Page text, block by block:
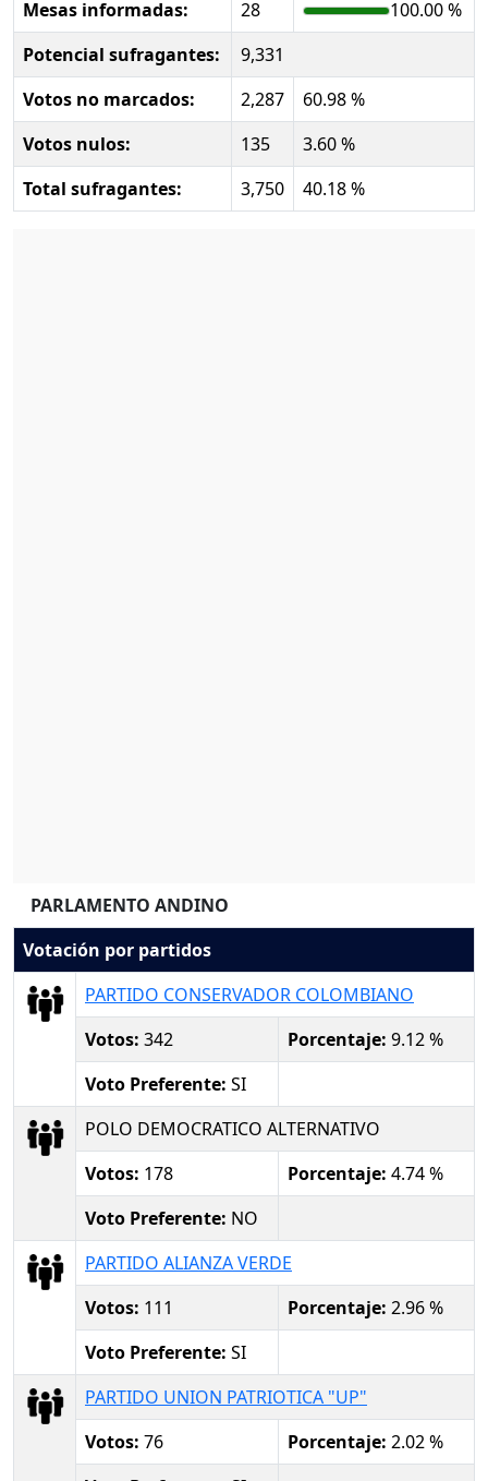
Mesas informadas:
28
100.00 %
Potencial sufragantes:
9,331
Votos no marcados:
2,287
60.98 %
Votos nulos:
135
3.60 %
Total sufragantes:
3,750 40.18 %
PARLAMENTO ANDINO
Votación por partidos
PARTIDO CONSERVADOR COLOMBIANO
Votos: 342 Porcentaje: 9.12 %
Voto Preferente: SI
POLO DEMOCRATICO ALTERNATIVO
Votos: 178 Porcentaje: 4.74 %
Voto Preferente: NO
PARTIDO ALIANZA VERDE
Votos: 111 Porcentaje: 2.96 %
Voto Preferente: SI
PARTIDO UNION PATRIOTICA "UP"
Votos: 76 Porcentaje: 2.02 %